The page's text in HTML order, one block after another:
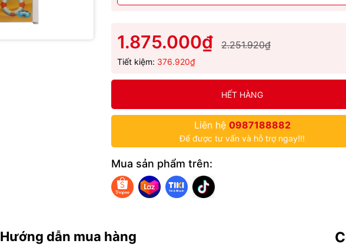
1.875.000₫ 2.251.920₫
Tiết kiệm: 376.920₫
HẾT HÀNG
Liên hệ 0987188882
Để được tư vấn và hỗ trợ ngay!!!
Mua sản phẩm trên:
Hướng dẫn mua hàng